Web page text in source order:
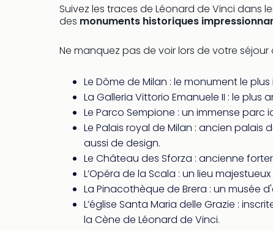
Suivez les traces de Léonard de Vinci dans
des monuments historiques
Ne manquez pas de voir lors de votre séjour
Le Dôme de Milan : le monument le
La Galleria Vittorio Emanuele II : le
Le Parco Sempione : un immense parc
Le Palais royal de Milan : ancien
aussi de design.
Le Château des Sforza : ancienne
L’Opéra de la Scala : un lieu
La Pinacothèque de Brera : un musée
L’église Santa Maria delle Grazie :
la Cène de Léonard de Vinci.